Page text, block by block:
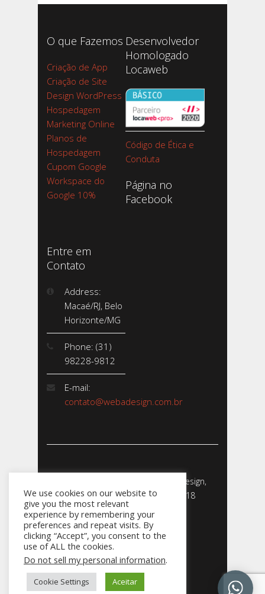
O que Fazemos
Criação de App
Criação de Site
Design WordPress
Hospedagem
Marketing Online
Planos de
Hospedagem
Cupom Google
Workspace do
Google 10%
Desenvolvedor
Homologado
Locaweb
Código de Ética e
Conduta
Página no
Facebook
Entre em
Contato
Address:
Macaé/RJ, Belo
Horizonte/MG
Phone: (31)
98228-9812
E-mail:
contato@webadesign.com.br
Webadesign - Empresa de Webdesign,
Desenvolvimento de Sites - 2018
CNPJ: 23.856.204/0001-­24
031
98228.9812
We use cookies on our website to
give you the most relevant
experience by remembering your
preferences and repeat visits. By
clicking “Accept”, you consent to the
use of ALL the cookies.
Do not sell my personal information.
Cookie Settings Aceitar